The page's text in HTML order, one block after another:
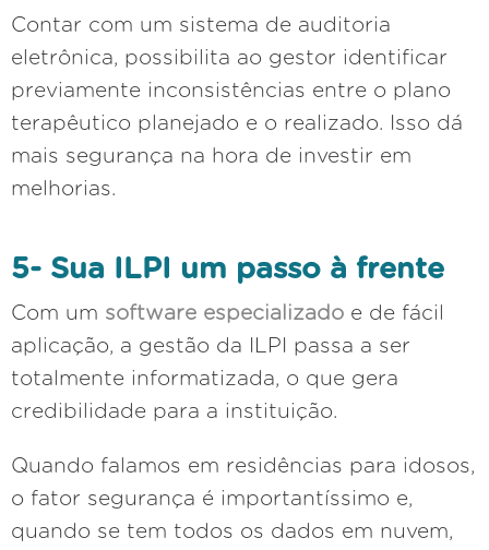
Contar com um sistema de auditoria
eletrônica, possibilita ao gestor identificar
previamente inconsistências entre o plano
terapêutico planejado e o realizado. Isso dá
mais segurança na hora de investir em
melhorias.
5- Sua ILPI um passo à frente
Com um software especializado e de fácil
aplicação, a gestão da ILPI passa a ser
totalmente informatizada, o que gera
credibilidade para a instituição.
Quando falamos em residências para idosos,
o fator segurança é importantíssimo e,
quando se tem todos os dados em nuvem,